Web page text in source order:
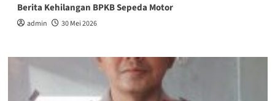
Berita Kehilangan BPKB Sepeda Motor
admin 30 Mei 2026